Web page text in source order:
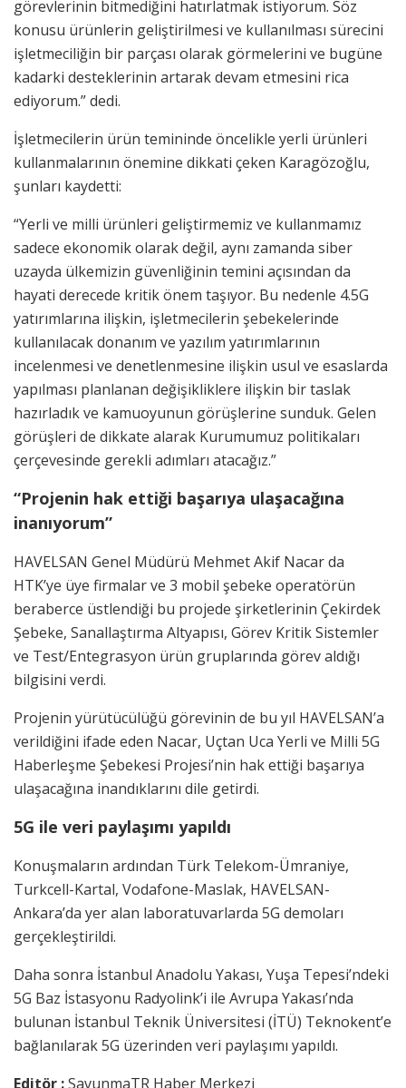
görevlerinin bitmediğini hatırlatmak istiyorum. Söz
konusu ürünlerin geliştirilmesi ve kullanılması sürecini
işletmeciliğin bir parçası olarak görmelerini ve bugüne
kadarki desteklerinin artarak devam etmesini rica
ediyorum.” dedi.
İşletmecilerin ürün temininde öncelikle yerli ürünleri
kullanmalarının önemine dikkati çeken Karagözoğlu,
şunları kaydetti:
“Yerli ve milli ürünleri geliştirmemiz ve kullanmamız
sadece ekonomik olarak değil, aynı zamanda siber
uzayda ülkemizin güvenliğinin temini açısından da
hayati derecede kritik önem taşıyor. Bu nedenle 4.5G
yatırımlarına ilişkin, işletmecilerin şebekelerinde
kullanılacak donanım ve yazılım yatırımlarının
incelenmesi ve denetlenmesine ilişkin usul ve esaslarda
yapılması planlanan değişikliklere ilişkin bir taslak
hazırladık ve kamuoyunun görüşlerine sunduk. Gelen
görüşleri de dikkate alarak Kurumumuz politikaları
çerçevesinde gerekli adımları atacağız.”
“Projenin hak ettiği başarıya ulaşacağına
inanıyorum”
HAVELSAN Genel Müdürü Mehmet Akif Nacar da
HTK’ye üye firmalar ve 3 mobil şebeke operatörün
beraberce üstlendiği bu projede şirketlerinin Çekirdek
Şebeke, Sanallaştırma Altyapısı, Görev Kritik Sistemler
ve Test/Entegrasyon ürün gruplarında görev aldığı
bilgisini verdi.
Projenin yürütücülüğü görevinin de bu yıl HAVELSAN’a
verildiğini ifade eden Nacar, Uçtan Uca Yerli ve Milli 5G
Haberleşme Şebekesi Projesi’nin hak ettiği başarıya
ulaşacağına inandıklarını dile getirdi.
5G ile veri paylaşımı yapıldı
Konuşmaların ardından Türk Telekom-Ümraniye,
Turkcell-Kartal, Vodafone-Maslak, HAVELSAN-
Ankara’da yer alan laboratuvarlarda 5G demoları
gerçekleştirildi.
Daha sonra İstanbul Anadolu Yakası, Yuşa Tepesi’ndeki
5G Baz İstasyonu Radyolink’i ile Avrupa Yakası’nda
bulunan İstanbul Teknik Üniversitesi (İTÜ) Teknokent’e
bağlanılarak 5G üzerinden veri paylaşımı yapıldı.
Editör :SavunmaTR Haber Merkezi